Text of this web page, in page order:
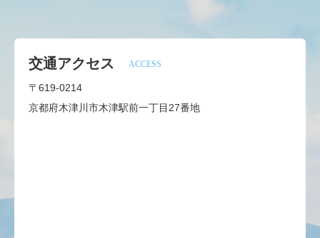
交通アクセス ACCESS
〒619-0214
京都府木津川市木津駅前一丁目27番地